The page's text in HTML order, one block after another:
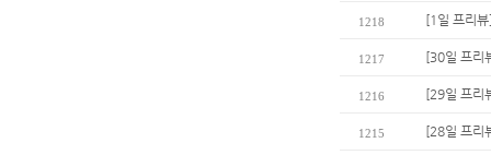
1218 [1일 프리
1217 [30일 프리
1216 [29일 프리
1215 [28일 프리